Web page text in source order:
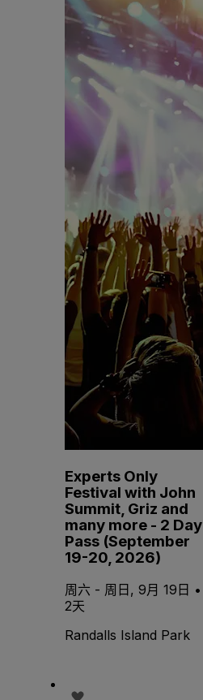
Experts Only
Festival with John
Summit, Griz and
many more - 2 Day
Pass (September
19-20, 2026)
周六 - 周日, 9月 19日 •
2天
Randalls Island Park